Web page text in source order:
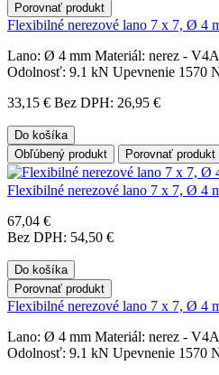
Porovnať produkt
Flexibilné nerezové lano 7 x 7, Ø 4
Lano: Ø 4 mm Materiál: nerez -
Odolnosť: 9.1 kN Upevnenie 1570
33,15 € Bez DPH: 26,95 €
Do košíka
Obľúbený produkt
Porovnať produkt
Flexibilné nerezové lano 7 x 7, Ø 4
67,04 €
Bez DPH: 54,50 €
Do košíka
Porovnať produkt
Flexibilné nerezové lano 7 x 7, Ø 4
Lano: Ø 4 mm Materiál: nerez -
Odolnosť: 9.1 kN Upevnenie 1570